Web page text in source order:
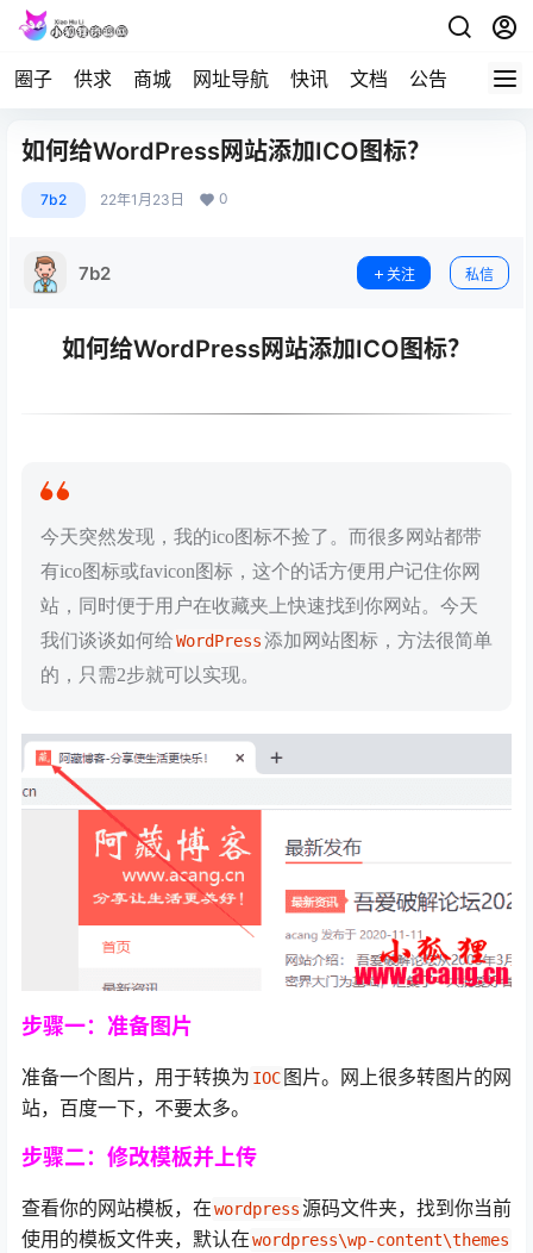
圈子 供求 商城 网址导航 快讯 文档 公告 问答
如何给WordPress网站添加ICO图标？
7b2 22年1月23日 0
7b2 关注 私信
如何给WordPress网站添加ICO图标？
今天突然发现，我的ico图标不捡了。而很多网站都带
有ico图标或favicon图标，这个的话方便用户记住你网
站，同时便于用户在收藏夹上快速找到你网站。今天
我们谈谈如何给WordPress添加网站图标，方法很简单
的，只需2步就可以实现。
步骤一：准备图片
准备一个图片，用于转换为 IOC 图片。网上很多转图片的网
站，百度一下，不要太多。
步骤二：修改模板并上传
查看你的网站模板，在wordpress源码文件夹，找到你当前
使用的模板文件夹，默认在wordpress\wp-content\themes